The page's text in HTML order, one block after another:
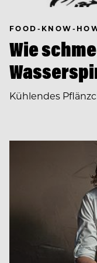
FOOD-KNOW-
Wie
Kühlendes